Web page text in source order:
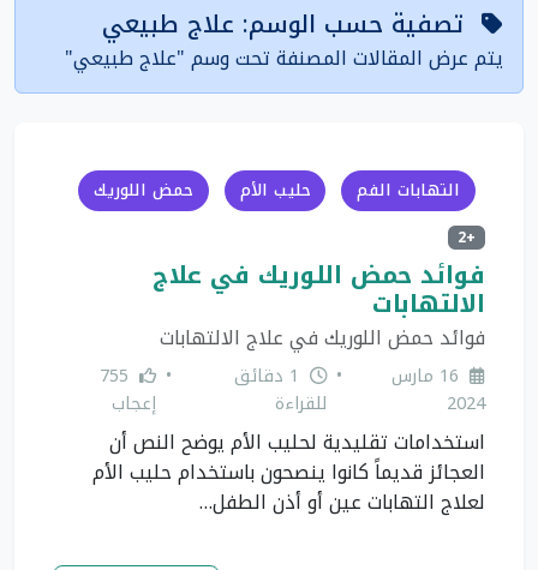
تصفية حسب الوسم: علاج طبيعي
يتم عرض المقالات المصنفة تحت وسم "علاج طبيعي"
التهابات الفم حليب الأم حمض اللوريك
+2
فوائد حمض اللوريك في علاج
الالتهابات
فوائد حمض اللوريك في علاج الالتهابات
16 مارس
2024
•
1 دقائق
للقراءة
•
755
إعجاب
استخدامات تقليدية لحليب الأم يوضح النص أن
العجائز قديماً كانوا ينصحون باستخدام حليب الأم
لعلاج التهابات عين أو أذن الطفل…